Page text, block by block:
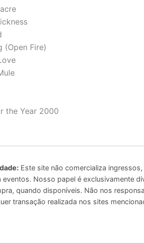
(Open Fire)
the Year 2000
Este site não comercializa
Nosso papel é exclusivamente
quando disponíveis. Não nos
transação realizada nos sites